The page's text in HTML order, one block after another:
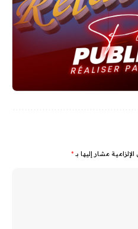
مشار إليها بـ *